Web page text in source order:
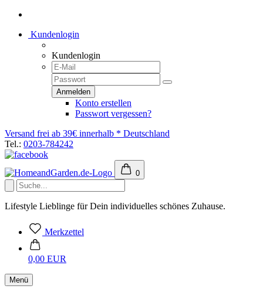
Kundenlogin
Kundenlogin
Konto erstellen
Passwort vergessen?
Versand frei ab 39€ innerhalb * Deutschland
Tel.: 0203-784242
0
Lifestyle Lieblinge für Dein individuelles schönes Zuhause.
Merkzettel
0,00 EUR
Menü